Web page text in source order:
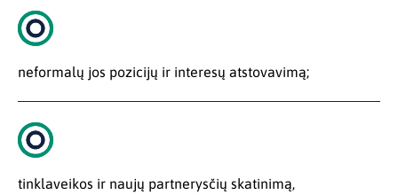
neformalų jos pozicijų ir interesų atstovavimą;
tinklaveikos ir naujų partnerysčių skatinimą,